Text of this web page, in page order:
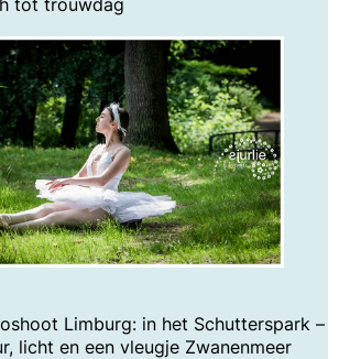
Limburg: in het Schutterspark –
licht en een vleugje Zwanenmeer